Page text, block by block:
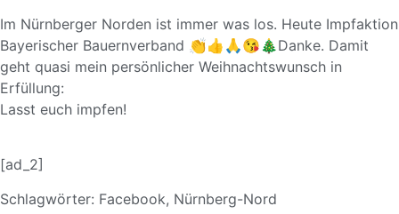
Im Nürnberger Norden ist immer was los. Heute Impfaktion
Bayerischer Bauernverband 👏👍🙏😘🎄Danke. Damit
geht quasi mein persönlicher Weihnachtswunsch in
Erfüllung:
Lasst euch impfen!
[ad_2]
Schlagwörter: Facebook, Nürnberg-Nord